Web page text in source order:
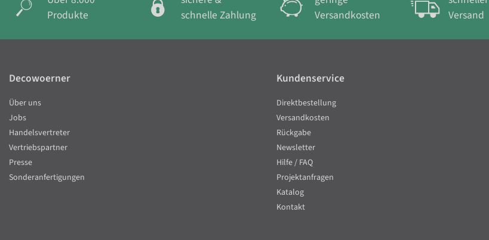
Produkte
schnelle Zahlung
Versandkosten
Versand
Decowoerner
Über uns
Jobs
Handelsvertreter
Vertriebspartner
Presse
Sonderanfertigungen
Kundenservice
Direktbestellung
Versandkosten
Rückgabe
Newsletter
Hilfe / FAQ
Projektanfragen
Katalog
Kontakt